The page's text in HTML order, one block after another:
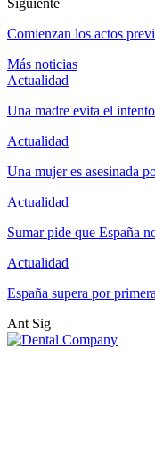
Siguiente
Comienzan los actos
Más noticias
Actualidad
Una madre evita el
Actualidad
Una mujer es asesinada
Actualidad
Sumar pide que España
Actualidad
España supera por
Ant Sig